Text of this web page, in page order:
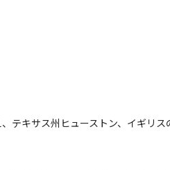
キサス州ヒューストン、イギリス